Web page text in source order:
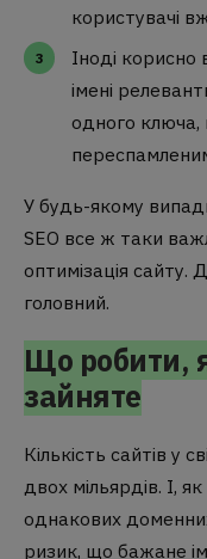
користувачі
Іноді
імені
одного
У будь-якому
SEO все ж таки
оптимізація
головний.
Що робити,
зайняте
Кількість сайтів у
двох мільярдів. І,
однакових
ризик, що бажане